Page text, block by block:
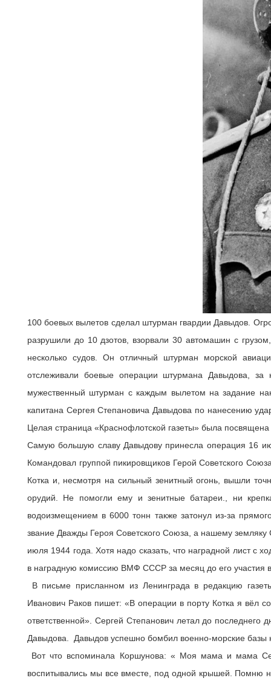
100 боевых вылетов сделал штурман гвардии Давыдов.
разрушили до 10 дзотов, взорвали 30 автомашин с
несколько судов. Он отличный штурман морской
отслеживали боевые операции штурмана Давыдова,
мужественный штурман с каждым вылетом на задание
капитана Сергея Степановича Давыдова по нанесению
Целая страница «Краснофлотской газеты» была
Самую большую славу Давыдову принесла операция 16
Командовал группой пикировщиков Герой Советского
Котка и, несмотря на сильный зенитный огонь, вышли
орудий. Не помогли ему и зенитные батареи., ни
водоизмещением в 6000 тонн также затонул из-за
звание Дважды Героя Советского Союза, а нашему
июля 1944 года. Хотя надо сказать, что наградной лист с
в наградную комиссию ВМФ СССР за месяц до его участия
В письме присланном из Ленинграда в редакцию
Иванович Раков пишет: «В операции в порту Котка я вёл
ответственной». Сергей Степанович летал до
Давыдова. Давыдов успешно бомбил военно-морские базы
Вот что вспоминала Коршунова: « Моя мама и мама
воспитывались мы все вместе, под одной крышей. Помню